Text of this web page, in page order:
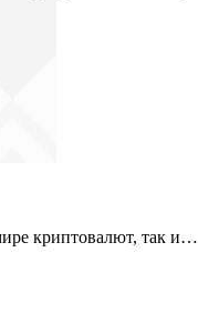
криптовалют, так и…